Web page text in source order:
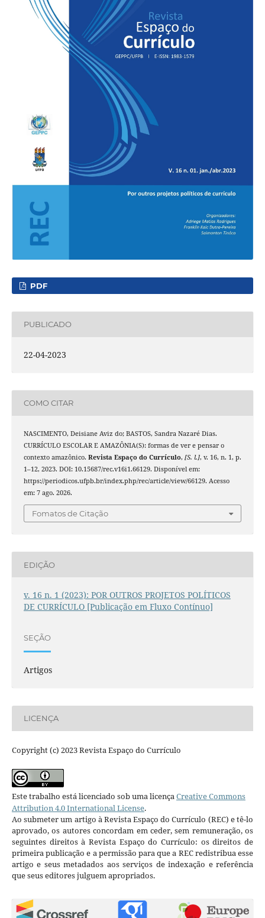
PDF
PUBLICADO
22-04-2023
COMO CITAR
NASCIMENTO, Deisiane Aviz do; BASTOS, Sandra Nazaré Dias.
CURRÍCULO ESCOLAR E AMAZÔNIA(S): formas de ver e pensar o
contexto amazônico. Revista Espaço do Currículo, [S. l.], v. 16, n. 1, p.
1–12, 2023. DOI: 10.15687/rec.v16i1.66129. Disponível em:
https://periodicos.ufpb.br/index.php/rec/article/view/66129. Acesso
em: 7 ago. 2026.
Fomatos de Citação
EDIÇÃO
v. 16 n. 1 (2023): POR OUTROS PROJETOS POLÍTICOS
DE CURRÍCULO [Publicação em Fluxo Contínuo]
SEÇÃO
Artigos
LICENÇA
Copyright (c) 2023 Revista Espaço do Currículo
Este trabalho está licenciado sob uma licença Creative Commons
Attribution 4.0 International License.
Ao submeter um artigo à Revista Espaço do Currículo (REC) e tê-lo
aprovado, os autores concordam em ceder, sem remuneração, os
seguintes direitos à Revista Espaço do Currículo: os direitos de
primeira publicação e a permissão para que a REC redistribua esse
artigo e seus metadados aos serviços de indexação e referência
que seus editores julguem apropriados.